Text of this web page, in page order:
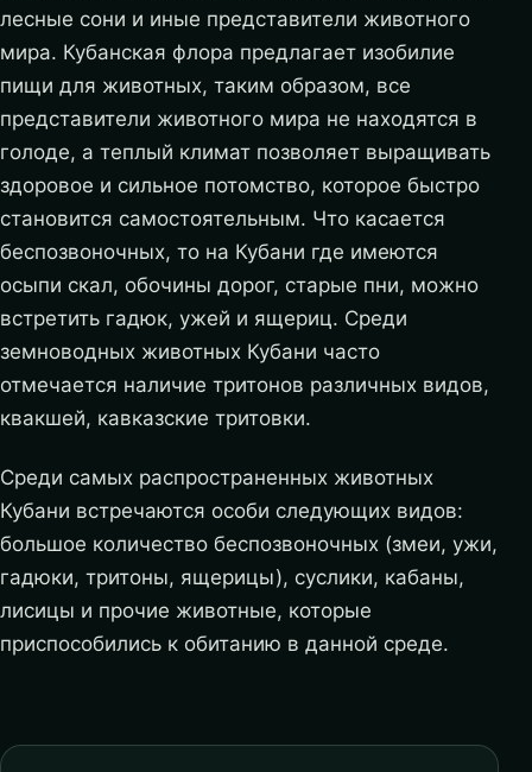
лесные сони и иные представители животного
мира. Кубанская флора предлагает изобилие
пищи для животных, таким образом, все
представители животного мира не находятся в
голоде, а теплый климат позволяет выращивать
здоровое и сильное потомство, которое быстро
становится самостоятельным. Что касается
беспозвоночных, то на Кубани где имеются
осыпи скал, обочины дорог, старые пни, можно
встретить гадюк, ужей и ящериц. Среди
земноводных животных Кубани часто
отмечается наличие тритонов различных видов,
квакшей, кавказские тритовки.
Среди самых распространенных животных
Кубани встречаются особи следующих видов:
большое количество беспозвоночных (змеи, ужи,
гадюки, тритоны, ящерицы), суслики, кабаны,
лисицы и прочие животные, которые
приспособились к обитанию в данной среде.